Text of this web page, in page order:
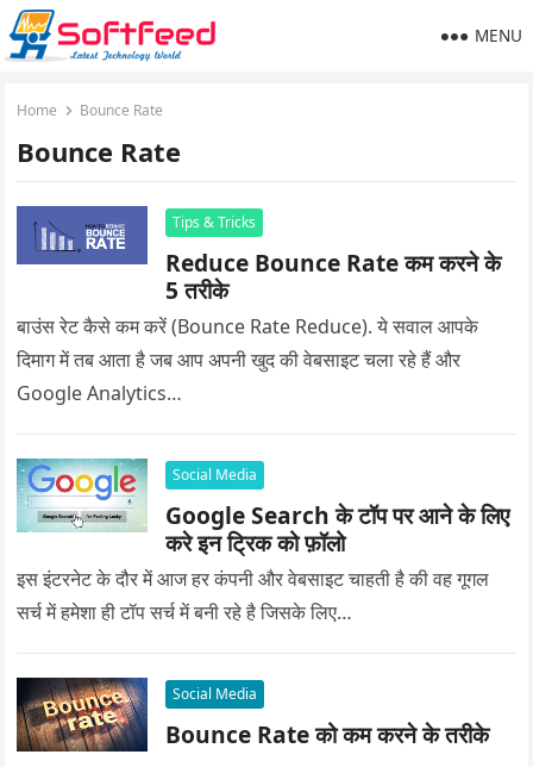
MENU
Home Bounce Rate
Bounce Rate
Tips & Tricks
Reduce Bounce Rate कम करने के
5 तरीके
बाउंस रेट कैसे कम करें (Bounce Rate Reduce). ये सवाल आपके
दिमाग में तब आता है जब आप अपनी खुद की वेबसाइट चला रहे हैं और
Google Analytics…
Social Media
Google Search के टॉप पर आने के लिए
करे इन ट्रिक को फ़ॉलो
इस इंटरनेट के दौर में आज हर कंपनी और वेबसाइट चाहती है की वह गूगल
सर्च में हमेशा ही टॉप सर्च में बनी रहे है जिसके लिए…
Social Media
Bounce Rate को कम करने के तरीके